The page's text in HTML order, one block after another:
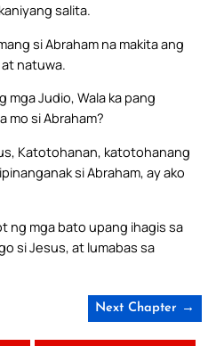
salita.
si Abraham na makita ang
natuwa.
mga Judio, Wala ka pang
mo si Abraham?
Katotohanan, katotohanang
si Abraham, ay ako
ng mga bato upang ihagis sa
si Jesus, at lumabas sa
Next Chapter →